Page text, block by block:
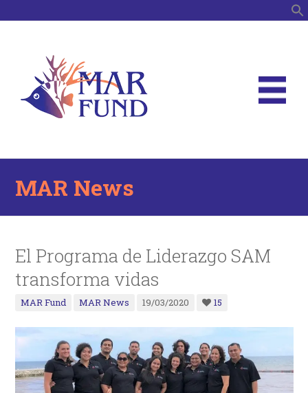
MAR News
El Programa de Liderazgo SAM
transforma vidas
MAR Fund MAR News 19/03/2020 15